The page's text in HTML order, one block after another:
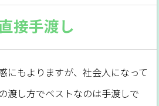
接手渡し
にもよりますが、社会人になって
渡し方でベストなのは手渡しで